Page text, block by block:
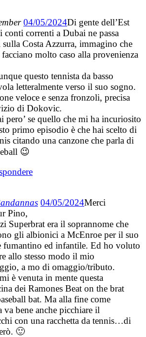
04/05/2024Di gente dell’Est
conti correnti a Dubai ne passa
sulla Costa Azzurra, immagino che
molto caso alla provenienza
questo tennista da basso
letteralmente verso il suo sogno.
veloce e senza fronzoli, precisa
di Dokovic.
pero’ se quello che mi ha incuriosito
primo episodio è che hai scelto di
citando una canzone che parla di
😉
04/05/2024Merci
Pino,
Superbrat era il soprannome che
gli albionici a McEnroe per il suo
fumantino ed infantile. Ed ho voluto
allo stesso modo il mio
a mo di omaggio/tributo.
è venuta in mente questa
dei Ramones Beat on the brat
bat. Ma alla fine come
va bene anche picchiare il
con una racchetta da tennis…di
🙂